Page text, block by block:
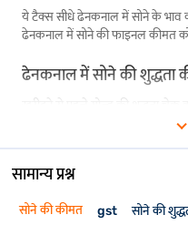
ये टैक्स सीधे ढेनकनाल में सोने के भाव
ढेनकनाल में सोने की फाइनल कीमत
ढेनकनाल में सोने की शुद्धता
कि आपको अपने पैसे के लिए सही वैल्यू
शुद्धता के स्तर की पुष्टि करता है
सामान्य प्रश्न
सोने की कीमत gst सोने की